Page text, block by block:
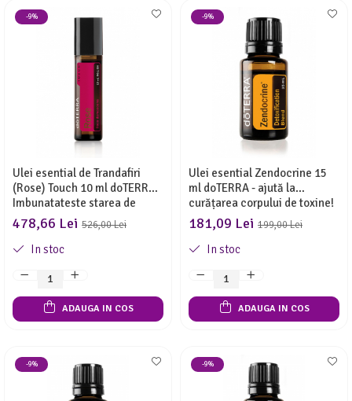
-9%
Ulei esential de Trandafiri
(Rose) Touch 10 ml doTERRA -
Imbunatateste starea de
spirit!
526,00 Lei
478,66 Lei
In stoc
ADAUGA IN COS
-9%
Ulei esential Zendocrine 15
ml doTERRA - ajută la
curățarea corpului de toxine!
199,00 Lei
181,09 Lei
In stoc
ADAUGA IN COS
-9% -9%